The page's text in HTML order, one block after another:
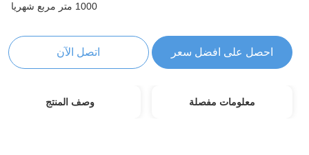
1000 متر مربع شهريا
احصل على افضل سعر اتصل الآن
معلومات مفصلة وصف المنتج